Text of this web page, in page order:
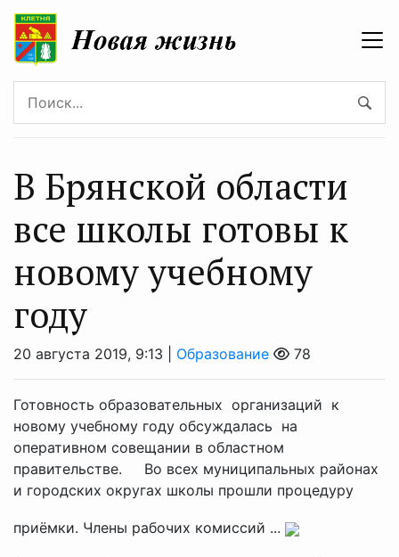
В Брянской области
все школы готовы к
новому учебному
году
20 августа 2019, 9:13 | Образование 78
Готовность образовательных организаций к
новому учебному году обсуждалась на
оперативном совещании в областном
правительстве. Во всех муниципальных районах
и городских округах школы прошли процедуру
приёмки. Члены рабочих комиссий ...